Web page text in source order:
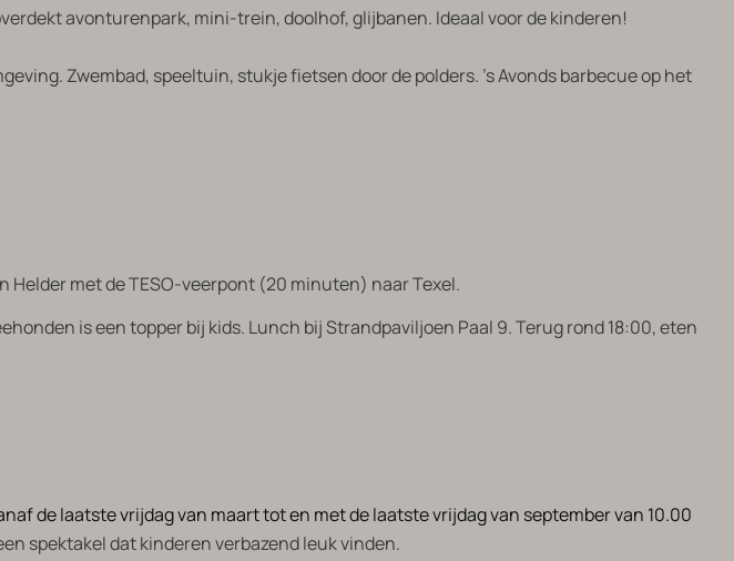
avonturenpark, mini-trein, doolhof, glijbanen. Ideaal voor de kinderen!
Zwembad, speeltuin, stukje fietsen door de polders. 's Avonds barbecue op het
met de TESO-veerpont (20 minuten) naar Texel.
is een topper bij kids. Lunch bij Strandpaviljoen Paal 9. Terug rond 18:00, eten
de laatste vrijdag van maart tot en met de laatste vrijdag van september van 10.00
spektakel dat kinderen verbazend leuk vinden.